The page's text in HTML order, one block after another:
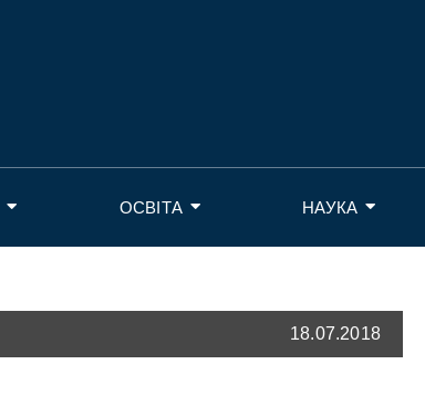
ОСВІТА НАУКА
18.07.2018